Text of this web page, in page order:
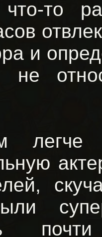
что-то
и
не
легче